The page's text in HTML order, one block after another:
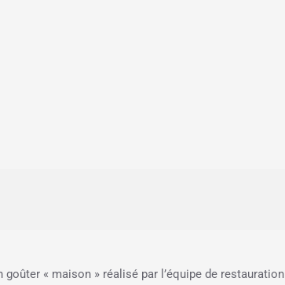
« maison » réalisé par l’équipe de restauration